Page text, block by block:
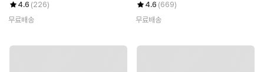
4.6 (226)
무료배송
4.6 (669)
무료배송